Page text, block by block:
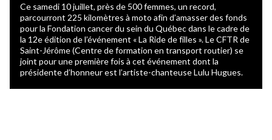
Ce samedi 10 juillet, près de 500 femmes, un record,
parcourront 225 kilomètres à moto afin d’amasser des fonds
pour la Fondation cancer du sein du Québec dans le cadre de
la 12e édition de l’événement « La Ride de filles ». Le CFTR de
Saint-Jérôme (Centre de formation en transport routier) se
joint pour une première fois à cet événement dont la
présidente d’honneur est l’artiste-chanteuse Lulu Hugues.